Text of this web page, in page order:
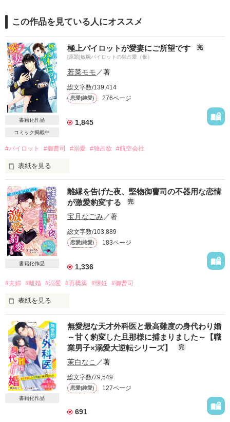
この作品を見ている人にオススメ
書籍化作品
コミック掲載中
極上パイロットが愛妻にご所望です 完
[原題]敏腕パイロットの独占愛（仮）
若菜モモ ／著
総文字数/139,414
恋愛(純愛) 276ページ
1,845
#パイロット #御曹司 #溺愛 #独占欲 #航空会社
表紙を見る
大手航空会社のグランドスタッフとして勤務している
水樹砂羽には、同会社で憧れの人がいる。
最年少機長で航空会社の御曹司である桜宮朝陽氏。
彼はCAからも絶大な人気。
ある日、そのハイスペックなパイロット、
朝陽から『付き合おう』と交際を申し込まれる。
『わけがわからないんですが……』
『俺を知って』
強引な彼にタジタジの砂羽だが……。
２０１９．１．６公開完結
☆レビューお礼☆
Bian♪さま
書籍化作品
離縁を告げた夜、堅物御曹司の不器用な恋情
が激愛豹変する
完
宝月なごみ ／著
総文字数/103,889
恋愛(純愛) 183ページ
1,336
#夫婦 #離婚 #溺愛 #再構築 #懐妊 #御曹司
表紙を見る
結婚して一年。
ずっと片想いしていた相手だったから耐えてきたけれど…
愛のない夫婦生活には、もううんざりだ。
「――離婚しましょう」
私の決意は固い。
なにを言われても彼とやり直すつもりなんてない。
そう思っていたのに。
書籍化作品
無愛想な天才外科医と最高難度の身代わり婚
～甘く豹変した旦那様に捕まりました～【職
業男子×溺愛大逆転シリーズ】
完
茉白なこ ／著
総文字数/79,549
恋愛(純愛) 127ページ
691